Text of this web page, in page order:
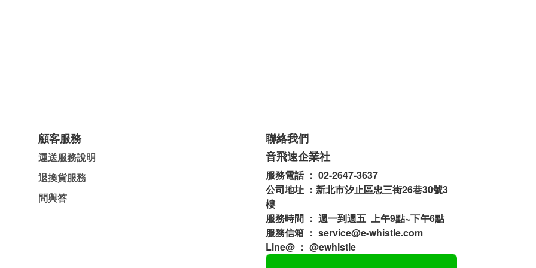
顧客服務
運送服務說明
退換貨服務
問與答
聯絡我們
音飛速企業社
服務電話 ： 02-2647-3637
公司地址 ：新北市汐止區忠三街26巷30號3
樓
服務時間 ： 週一到週五 上午9點~下午6點
服務信箱 ： service@e-whistle.com
Line@ ： @ewhistle